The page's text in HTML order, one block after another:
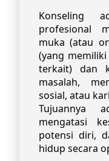
Konseling
profesional
muka (atau
(yang
terkait) dan
masalah,
sosial, atau
Tujuannya
mengatasi
potensi diri,
hidup secara